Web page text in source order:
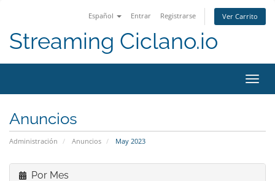
Español Entrar Registrarse Ver Carrito
Streaming Ciclano.io
Anuncios
Administración Anuncios May 2023
Por Mes